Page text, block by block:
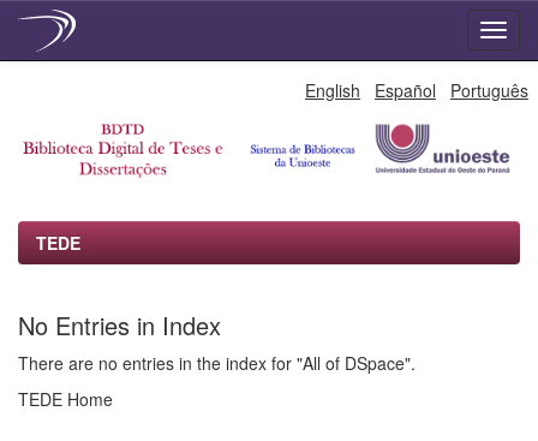
English Español Português
TEDE
No Entries in Index
There are no entries in the index for "All of DSpace".
TEDE Home